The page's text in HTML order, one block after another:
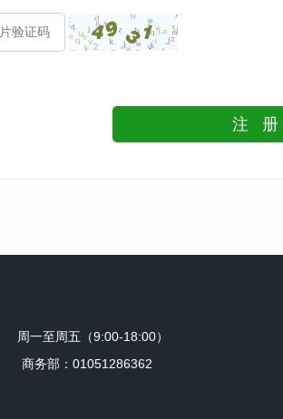
周一至周五（9:00-18:00）
商务部：01051286362